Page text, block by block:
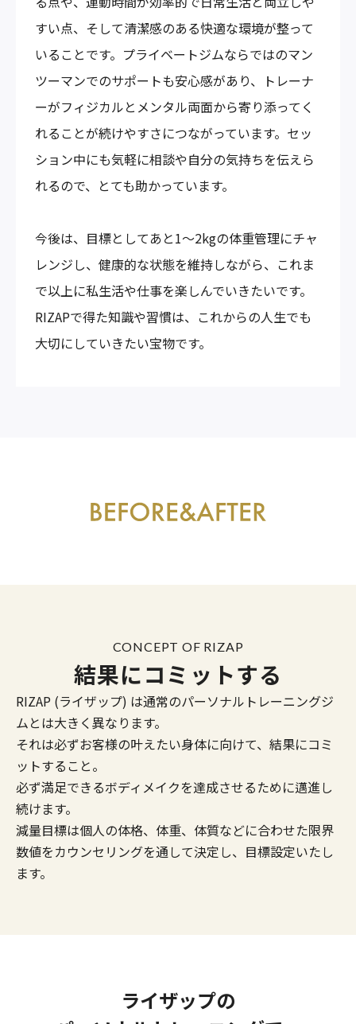
すい点、そして清潔感のある快適な環境が整って
いることです。プライベートジムならではのマン
ツーマンでのサポートも安心感があり、トレーナ
ーがフィジカルとメンタル両面から寄り添ってく
れることが続けやすさにつながっています。セッ
ション中にも気軽に相談や自分の気持ちを伝えら
れるので、とても助かっています。
今後は、目標としてあと1～2kgの体重管理にチャ
レンジし、健康的な状態を維持しながら、これま
で以上に私生活や仕事を楽しんでいきたいです。
RIZAPで得た知識や習慣は、これからの人生でも
大切にしていきたい宝物です。
CONCEPT OF RIZAP
結果にコミットする
RIZAP (ライザップ) は通常のパーソナルトレーニングジ
ムとは大きく異なります。
それは必ずお客様の叶えたい身体に向けて、結果にコミ
ットすること。
必ず満足できるボディメイクを達成させるために邁進し
続けます。
減量目標は個人の体格、体重、体質などに合わせた限界
数値をカウンセリングを通して決定し、目標設定いたし
ます。
ライザップの